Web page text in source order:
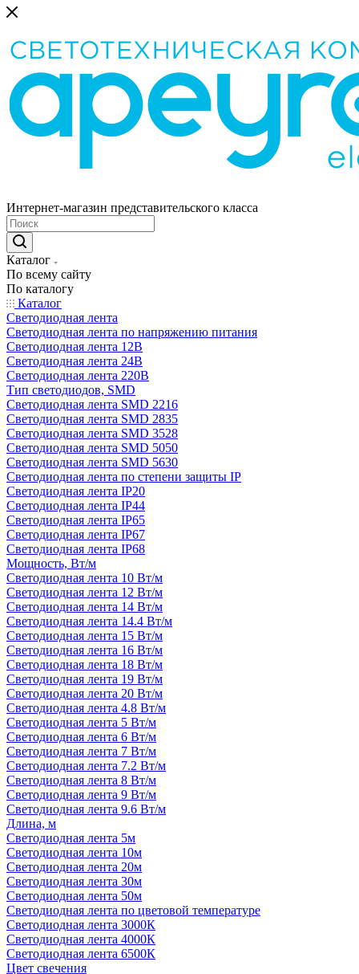
Интернет-магазин представительского класса
Каталог
По всему сайту
По каталогу
Каталог
Светодиодная лента
Светодиодная лента по напряжению питания
Светодиодная лента 12В
Светодиодная лента 24В
Светодиодная лента 220В
Тип светодиодов, SMD
Cветодиодная лента SMD 2216
Светодиодная лента SMD 2835
Светодиодная лента SMD 3528
Светодиодная лента SMD 5050
Светодиодная лента SMD 5630
Светодиодная лента по степени защиты IP
Светодиодная лента IP20
Светодиодная лента IP44
Светодиодная лента IP65
Светодиодная лента IP67
Светодиодная лента IP68
Мощность, Вт/м
Светодиодная лента 10 Вт/м
Светодиодная лента 12 Вт/м
Светодиодная лента 14 Вт/м
Светодиодная лента 14.4 Вт/м
Светодиодная лента 15 Вт/м
Светодиодная лента 16 Вт/м
Светодиодная лента 18 Вт/м
Светодиодная лента 19 Вт/м
Светодиодная лента 20 Вт/м
Светодиодная лента 4.8 Вт/м
Светодиодная лента 5 Вт/м
Светодиодная лента 6 Вт/м
Светодиодная лента 7 Вт/м
Светодиодная лента 7.2 Вт/м
Светодиодная лента 8 Вт/м
Светодиодная лента 9 Вт/м
Светодиодная лента 9.6 Вт/м
Длина, м
Светодиодная лента 5м
Светодиодная лента 10м
Светодиодная лента 20м
Светодиодная лента 30м
Светодиодная лента 50м
Светодиодная лента по цветовой температуре
Светодиодная лента 3000К
Светодиодная лента 4000К
Светодиодная лента 6500К
Цвет свечения